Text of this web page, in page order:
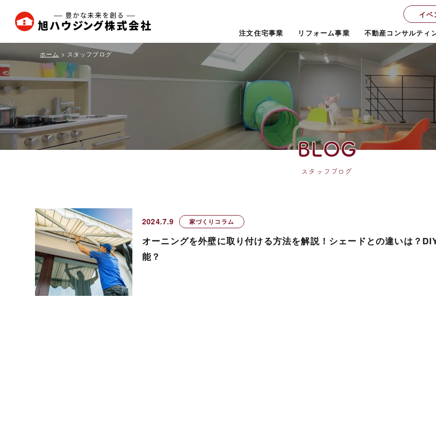
旭
ハ
ウ
ジ
グ
式
会
社
イベ
注文住宅事業
リフォーム事業 不動産コンサルティ
ホーム スタッフブログ
BLOG
スタッフブログ
2024.7.9 家づくりコラム
オーニングを外壁に取り付ける方法を解説！シェードとの違いは？
能？